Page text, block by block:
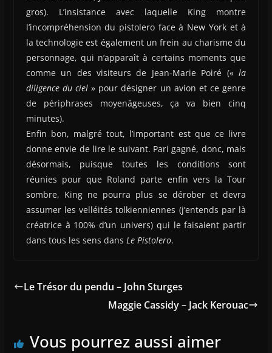
gros). L’insistance avec laquelle King montre
l’incompréhension du pistolero face à New York et à
la technologie est également un frein au charisme du
personnage, qui n’apparaît à certains moments que
comme un des visiteurs de Jean-Marie Poiré («la
diligence du ciel » pour désigner un avion et ce genre
de périphrases moyenâgeuses, ça va bien cinq
minutes).
Enfin bon, malgré tout, l’important est que ce livre
donne envie de lire le suivant. Pari gagné, donc, mais
désormais, puisque toutes les conditions sont
réunies pour que Roland parte enfin vers la Tour
sombre, King ne pourra plus se dérober et devra
assumer les velléités tolkienniennes (j’entends par là
créatrice à 100% d’un univers) qui le faisaient partir
dans tous les sens dans Le Pistolero.
Le Trésor du pendu – John Sturges
Maggie Cassidy – Jack Kerouac
Vous pourrez aussi aimer